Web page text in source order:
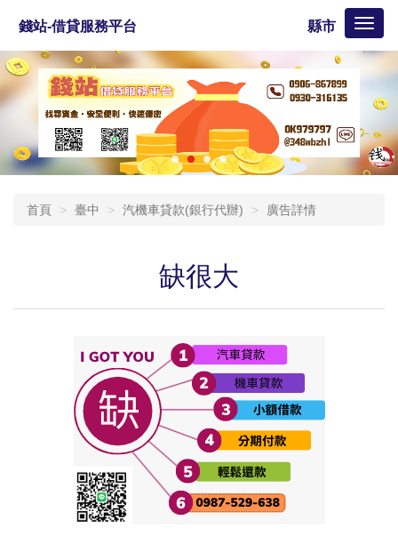
錢站-借貸服務平台 縣市
首頁 臺中 汽機車貸款(銀行代辦) 廣告詳情
缺很大